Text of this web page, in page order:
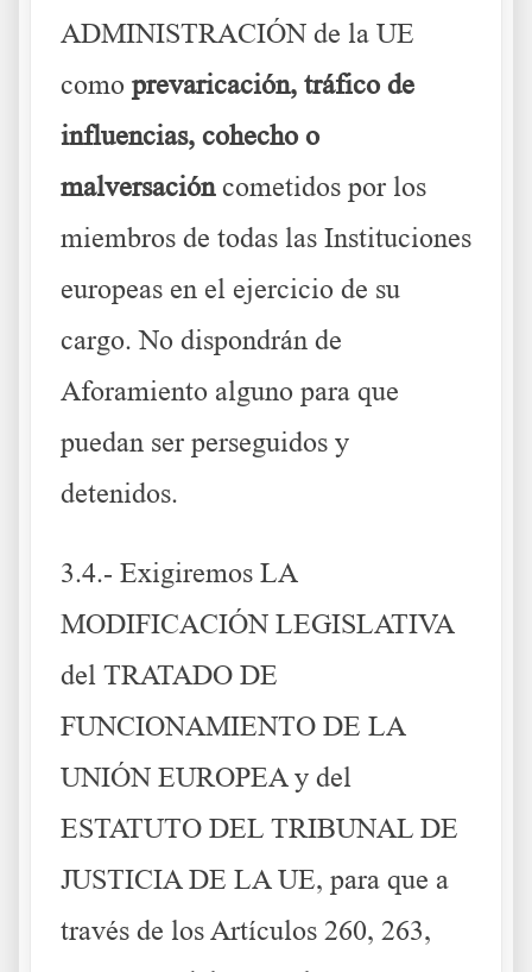
ADMINISTRACIÓN de la UE
como prevaricación, tráfico de
influencias, cohecho o
malversacióncometidos por los
miembros de todas las Instituciones
europeas en el ejercicio de su
cargo. No dispondrán de
Aforamiento alguno para que
puedan ser perseguidos y
detenidos.
3.4.- Exigiremos LA
MODIFICACIÓN LEGISLATIVA
del TRATADO DE
FUNCIONAMIENTO DE LA
UNIÓN EUROPEA y del
ESTATUTO DEL TRIBUNAL DE
JUSTICIA DE LA UE, para que a
través de los Artículos 260, 263,